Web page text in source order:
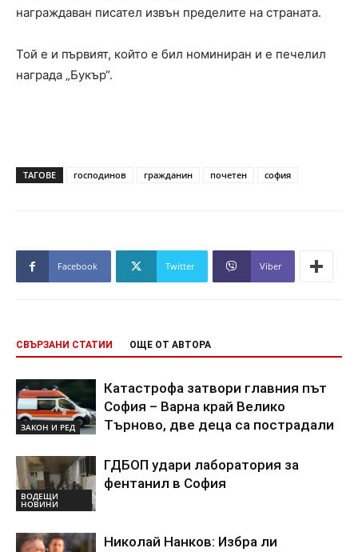
награждаван писател извън пределите на страната.
Той е и първият, който е бил номиниран и е печелил
награда „Букър“.
ТАГОВЕ господинов гражданин почетен софия
Facebook Twitter Viber
СВЪРЗАНИ СТАТИИ ОЩЕ ОТ АВТОРА
ЗАКОН И РЕД
Катастрофа затвори главния път
София – Варна край Велико
Търново, две деца са пострадали
ВОДЕЩИ
НОВИНИ
ГДБОП удари лаборатория за
фентанил в София
Николай Нанков: Избра ли